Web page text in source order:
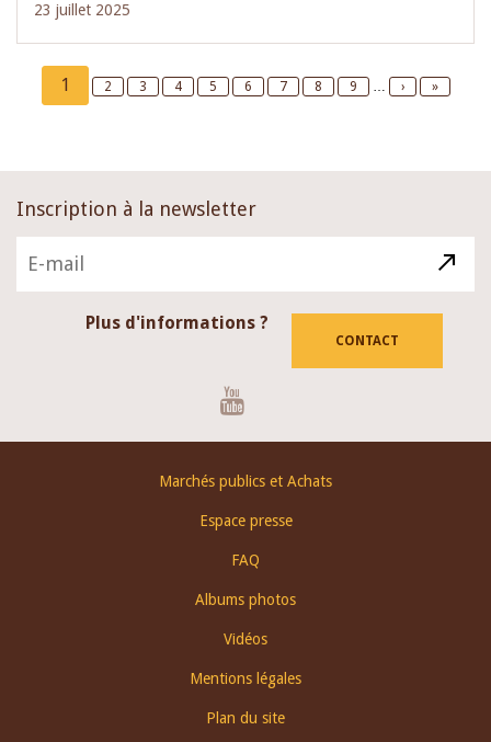
23 juillet 2025
Pagination
Current
page
1 Page
2 Page
3 Page
4 Page
5 Page
6 Page
7 Page
8 Page
9 …
Next
›
Last
»
Inscription à la newsletter
Plus d'informations ?
CONTACT
Marchés publics et Achats
Espace presse
FAQ
Albums photos
Vidéos
Mentions légales
Plan du site